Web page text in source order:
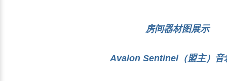
房间器材图展示
Avalon Sentinel（盟主）音